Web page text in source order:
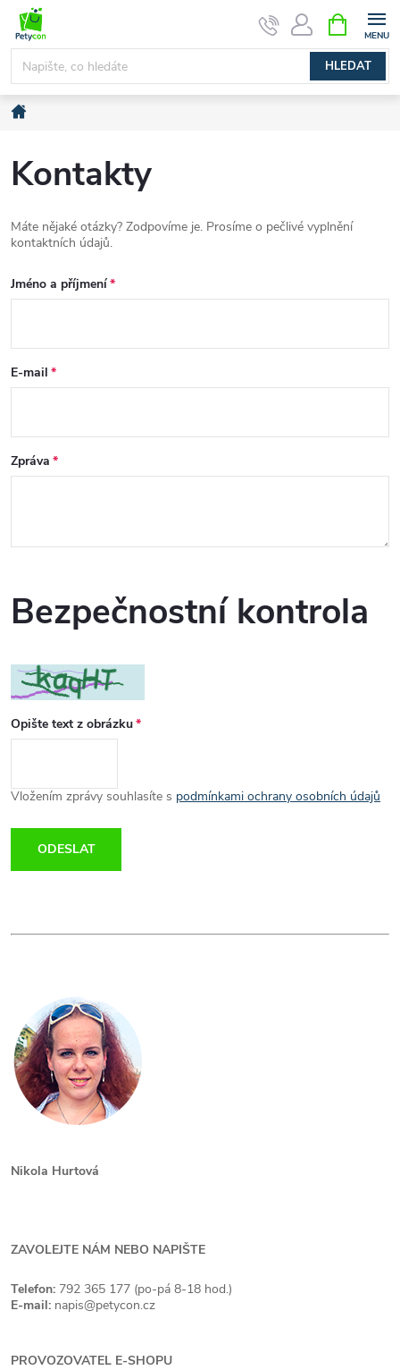
obsah
HLEDAT
KOŠÍK
Kontakty
Máte nějaké otázky? Zodpovíme je. Prosíme o pečlivé vyplnění
kontaktních údajů.
Jméno a příjmení
E-mail
Zpráva
Bezpečnostní kontrola
Opište text z obrázku
Vložením zprávy souhlasíte s podmínkami ochrany osobních údajů
ODESLAT
Nikola Hurtová
ZAVOLEJTE NÁM NEBO NAPIŠTE
Telefon: 792 365 177 (po-pá 8-18 hod.)
E-mail: napis@petycon.cz
PROVOZOVATEL E-SHOPU